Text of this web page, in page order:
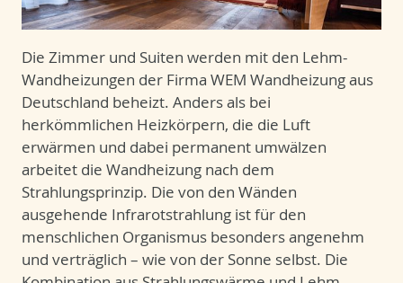
Die Zimmer und Suiten werden mit den Lehm-
Wandheizungen der Firma WEM Wandheizung aus
Deutschland beheizt. Anders als bei
herkömmlichen Heizkörpern, die die Luft
erwärmen und dabei permanent umwälzen
arbeitet die Wandheizung nach dem
Strahlungsprinzip. Die von den Wänden
ausgehende Infrarotstrahlung ist für den
menschlichen Organismus besonders angenehm
und verträglich – wie von der Sonne selbst. Die